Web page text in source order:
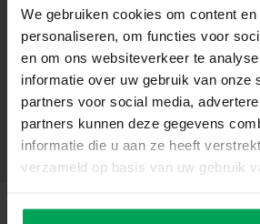
We gebruiken cookies om content
personaliseren, om functies voor
en om ons websiteverkeer te
informatie over uw gebruik van onze
partners voor social media,
partners kunnen deze gegevens
informatie die u aan ze heeft
verzameld op basis van uw gebruik
Applications
Service
Autres
Soutien à la clientèle
Mon compte
Catégories
Coordonnées